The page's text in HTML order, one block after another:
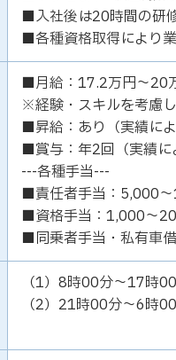
■入社後は20時間の研
■各種資格取得により
■月給：17.2万円～20
※経験・スキルを考慮
■昇給：あり（実績によ
■賞与：年2回（実績に
---各種手当---
■責任者手当：5,000
■資格手当：1,000～
■同乗者手当・私有車
（1）8時00分～17時
（2）21時00分～6時